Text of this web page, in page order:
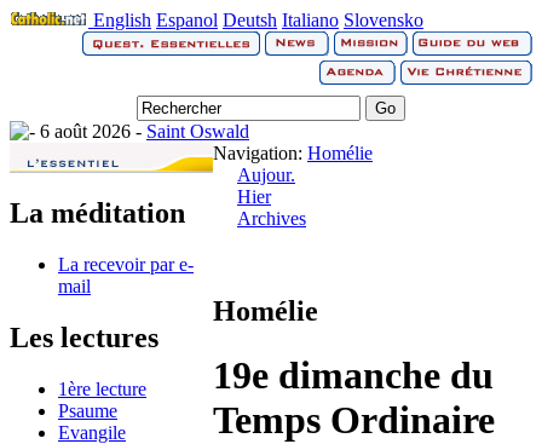
English Espanol Deutsh Italiano Slovensko
6 août 2026 - Saint Oswald
La méditation
La recevoir par e-
mail
Les lectures
1ère lecture
Psaume
Evangile
Navigation: Homélie
Aujour.
Hier
Archives
Homélie
19e dimanche du
Temps Ordinaire